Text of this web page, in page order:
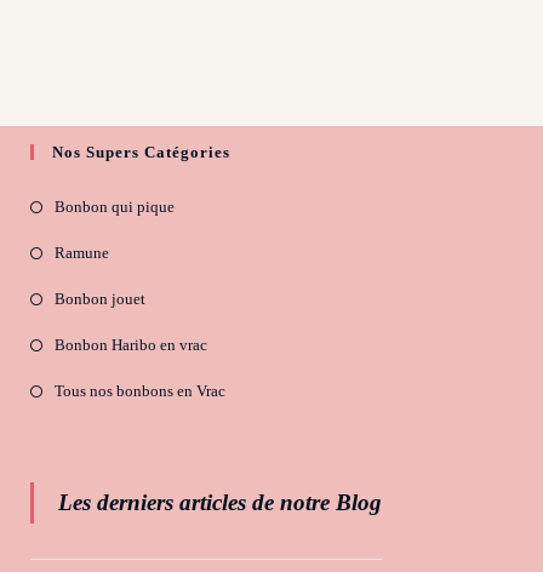
Nos Supers Catégories
Bonbon qui pique
Ramune
Bonbon jouet
Bonbon Haribo en vrac
Tous nos bonbons en Vrac
Les derniers articles de notre Blog